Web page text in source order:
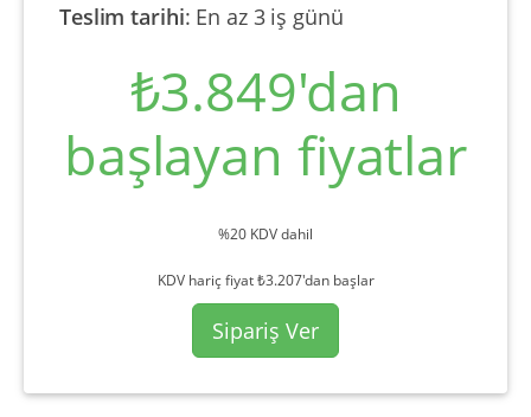
Teslim tarihi: En az 3 iş günü
₺3.849'dan
başlayan fiyatlar
%20 KDV dahil
KDV hariç fiyat ₺3.207'dan başlar
Sipariş Ver